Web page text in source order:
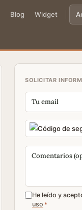
Blog Widget
SOLICITAR
He leído y
uso *